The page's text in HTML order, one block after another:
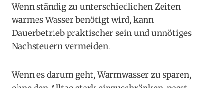
Wenn ständig zu unterschiedlichen Zeiten
warmes Wasser benötigt wird, kann
Dauerbetrieb praktischer sein und unnötiges
Nachsteuern vermeiden.
Wenn es darum geht, Warmwasser zu sparen,